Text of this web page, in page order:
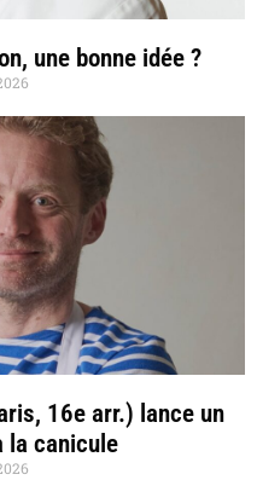
une bonne idée ?
16e arr.) lance un
la canicule